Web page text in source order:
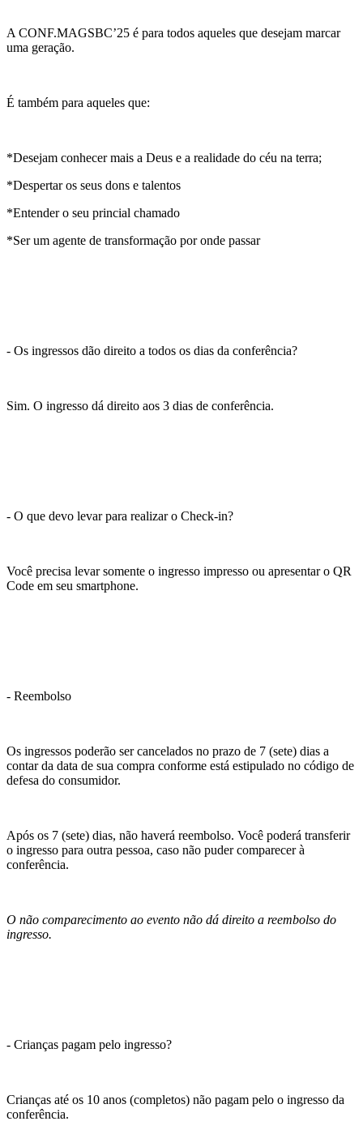
A CONF.MAGSBC’25 é para todos aqueles que desejam marcar
uma geração.
É também para aqueles que:
*Desejam conhecer mais a Deus e a realidade do céu na terra;
*Despertar os seus dons e talentos
*Entender o seu princial chamado
*Ser um agente de transformação por onde passar
- Os ingressos dão direito a todos os dias da conferência?
Sim. O ingresso dá direito aos 3 dias de conferência.
- O que devo levar para realizar o Check-in?
Você precisa levar somente o ingresso impresso ou apresentar o QR
Code em seu smartphone.
- Reembolso
Os ingressos poderão ser cancelados no prazo de 7 (sete) dias a
contar da data de sua compra conforme está estipulado no código de
defesa do consumidor.
Após os 7 (sete) dias, não haverá reembolso. Você poderá transferir
o ingresso para outra pessoa, caso não puder comparecer à
conferência.
O não comparecimento ao evento não dá direito a reembolso do
ingresso.
- Crianças pagam pelo ingresso?
Crianças até os 10 anos (completos) não pagam pelo o ingresso da
conferência.